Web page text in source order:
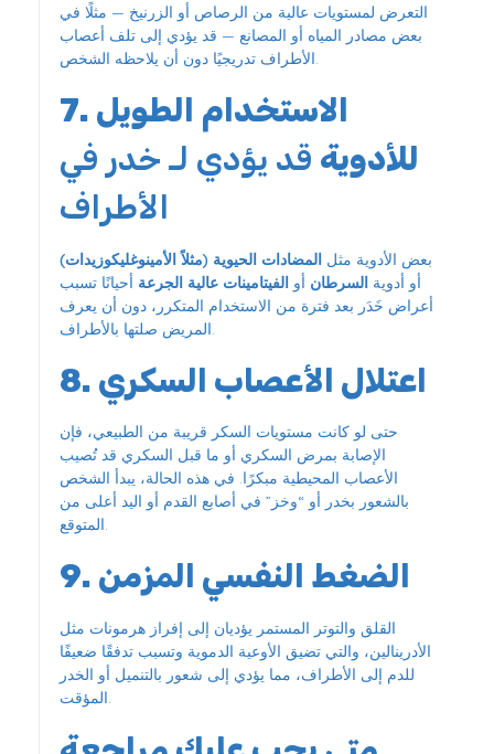
التعرض لمستويات عالية من الرصاص أو الزرنيخ — مثلًا في
بعض مصادر المياه أو المصانع — قد يؤدي إلى تلف أعصاب
الأطراف تدريجيًا دون أن يلاحظه الشخص.
7. الاستخدام الطويل
للأدوية قد يؤدي لـ خدر في
الأطراف
بعض الأدوية مثلالمضادات الحيوية (مثلاً الأمينوغليكوزيدات)
أو أدويةالسرطان أوالفيتامينات عالية الجرعة أحيانًا تسبب
أعراض خَدَر بعد فترة من الاستخدام المتكرر، دون أن يعرف
8. اعتلال الأعصاب السكري
حتى لو كانت مستويات السكر قريبة من الطبيعي، فإن
الإصابة بمرض السكري أو ما قبل السكري قد تُصيب
الأعصاب المحيطية مبكرًا. في هذه الحالة، يبدأ الشخص
بالشعور بخدر أو “وخز” في أصابع القدم أو اليد أعلى من
المتوقع.
9. الضغط النفسي المزمن
القلق والتوتر المستمر يؤديان إلى إفراز هرمونات مثل
الأدرينالين، والتي تضيق الأوعية الدموية وتسبب تدفقًا ضعيفًا
للدم إلى الأطراف، مما يؤدي إلى شعور بالتنميل أو الخدر
المؤقت.